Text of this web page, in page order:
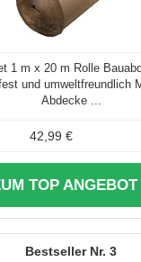
1 m x 20 m Rolle
und umweltfreundlich
Abdecke ...
42,99 €
TOP ANGEBOT
3